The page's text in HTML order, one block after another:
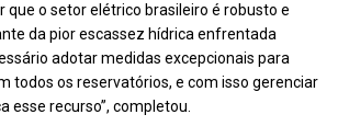
que o setor elétrico brasileiro é robusto e
da pior escassez hídrica enfrentada
adotar medidas excepcionais para
todos os reservatórios, e com isso gerenciar
esse recurso”, completou.